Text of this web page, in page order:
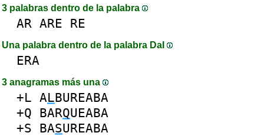
3 palabras dentro de la palabra
AR ARE RE
Una palabra dentro de la palabra DaI
ERA
3 anagramas más una
+L ALBUREABA
+Q BARQUEABA
+S BASUREABA